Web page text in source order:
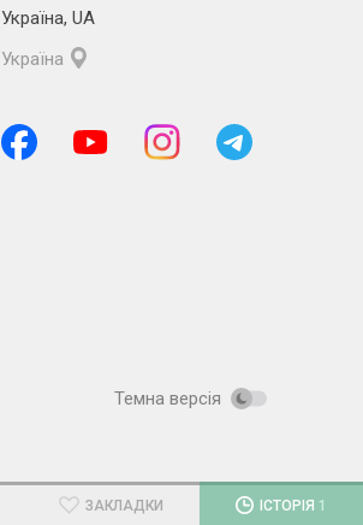
Україна, UA
Україна
Темна версія
ЗАКЛАДКИ ІСТОРІЯ 1